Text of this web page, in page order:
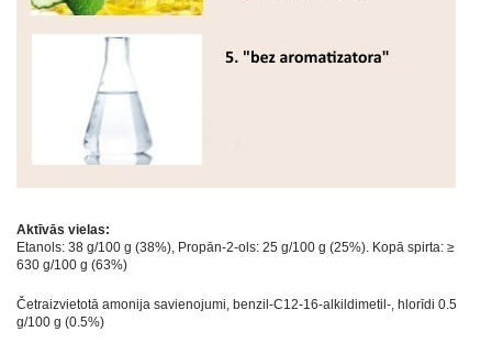
Aktīvās vielas:
Etanols: 38 g/100 g (38%), Propān-2-ols: 25 g/100 g (25%). Kopā spirta: ≥
630 g/100 g (63%)
Četraizvietotā amonija savienojumi, benzil-C12-16-alkildimetil-, hlorīdi 0.5
g/100 g (0.5%)